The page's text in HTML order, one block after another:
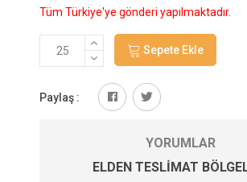
Tüm Türkiye'ye gönderi yapılmaktadır.
Sepete Ekle
Paylaş :
YORUMLAR
ELDEN TESLIMAT